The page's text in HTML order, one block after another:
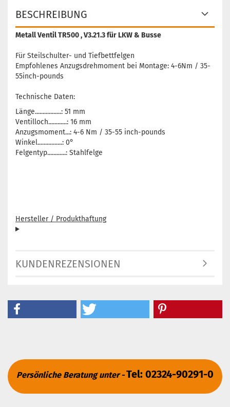
BESCHREIBUNG
Metall Ventil TR500 , V3.21.3 für LKW & Busse
Für Steilschulter- und Tiefbettfelgen
Empfohlenes Anzugsdrehmoment bei Montage: 4-6Nm / 35-
55inch-pounds
Technische Daten:
Länge.................: 51 mm
Ventilloch............: 16 mm
Anzugsmoment...: 4-6 Nm / 35-55 inch-pounds
Winkel................: 0°
Felgentyp............: Stahlfelge
Hersteller / Produkthaftung
KUNDENREZENSIONEN
Persönliche Beratung unter -Tel: 02324-90291-0